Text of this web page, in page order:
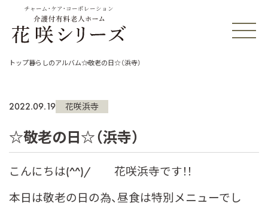
チャーム・ケア・コーポレーション
トップ暮らしのアルバム☆敬老の日☆（浜寺）
2022.09.19 花咲浜寺
☆敬老の日☆（浜寺）
こんにちは(^^)/ 花咲浜寺です！！
本日は敬老の日の為、昼食は特別メニューでし